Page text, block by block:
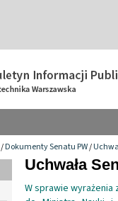
/Dokumenty Senatu PW/
Uchwała
W sprawie